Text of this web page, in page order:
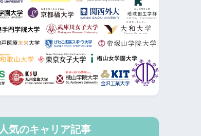
人気のキャリア記事